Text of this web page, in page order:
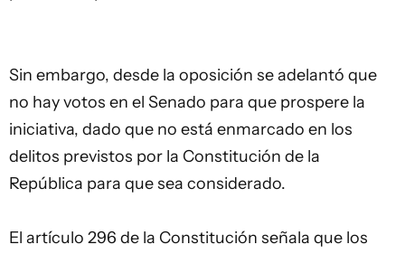
Sin embargo, desde la oposición se adelantó que
no hay votos en el Senado para que prospere la
iniciativa, dado que no está enmarcado en los
delitos previstos por la Constitución de la
República para que sea considerado.
El artículo 296 de la Constitución señala que los